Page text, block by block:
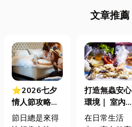
文章推薦
⭐2026七夕
情人節攻略！
七夕送什麼不
節日總是來得
打造無蟲安心
環境｜ 室內外
害蟲防治全攻
在日常生活